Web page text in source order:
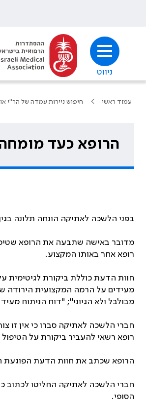
ניווט
עמוד ראשי חיפוש ניירות עמדה של הר"י
הרופא כעד
בפני הלשכה לאתיקה הונחה תלונה
מדובר באישה שתבעה את הרופא
רופא אחר באותו המקצוע.
חוות הדעת כוללת ביקורת לגיטימית
מעידים על הרמה המקצועית הירודה
מבולבל ולא הגיוני"; "דוח הניתוח
חברי הלשכה לאתיקה סברו כי אין זו
רופא רשאי להעביר ביקורת על הטיפול
הרופא שכתב את חוות הדעת הפוגעת
חברי הלשכה לאתיקה החליטו לכתוב
הסופי.